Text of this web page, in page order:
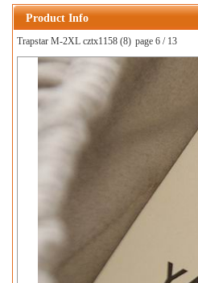
Product Info
Trapstar M-2XL cztx1158 (8) page 6 / 13